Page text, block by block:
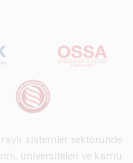
sistemler sektöründe
üniversiteleri ve kamu